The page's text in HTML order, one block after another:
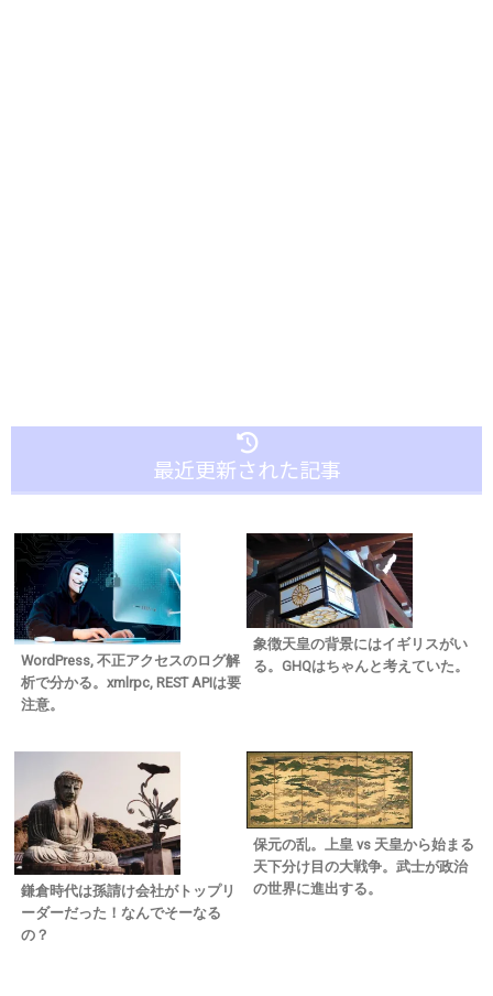
最近更新された記事
WordPress, 不正アクセスのログ解
析で分かる。xmlrpc, REST APIは要
注意。
象徴天皇の背景にはイギリスがい
る。GHQはちゃんと考えていた。
鎌倉時代は孫請け会社がトップリ
ーダーだった！なんでそーなる
の？
保元の乱。上皇 vs 天皇から始まる
天下分け目の大戦争。武士が政治
の世界に進出する。